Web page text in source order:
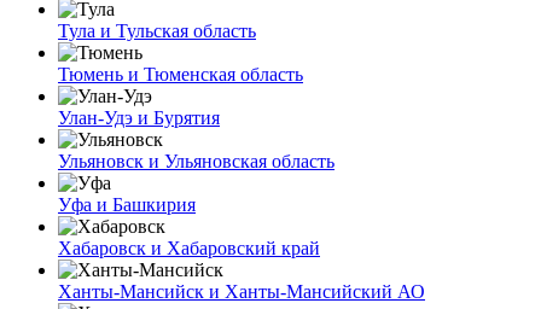
Тула и Тульская область
Тюмень и Тюменская область
Улан-Удэ и Бурятия
Ульяновск и Ульяновская область
Уфа и Башкирия
Хабаровск и Хабаровский край
Ханты-Мансийск и Ханты-Мансийский АО